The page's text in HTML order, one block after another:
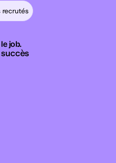
recrutés
job.